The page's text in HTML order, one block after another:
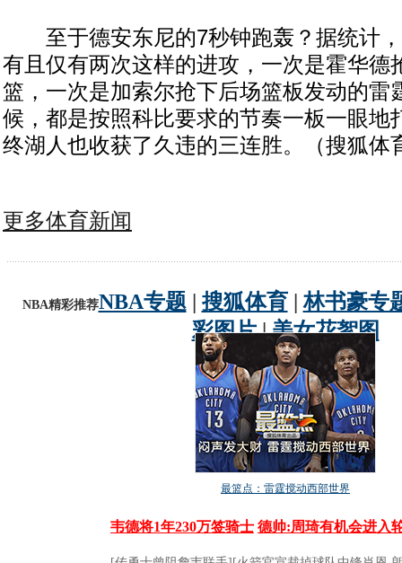
至于德安东尼的7秒钟跑轰？据统计，
有且仅有两次这样的进攻，一次是霍华德
篮，一次是加索尔抢下后场篮板发动的
候，都是按照科比要求的节奏一板一眼地
终湖人也收获了久违的三连胜。（搜狐体
更多体育新闻